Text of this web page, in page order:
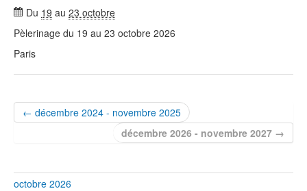
Du 19 au 23 octobre
Pèlerinage du 19 au 23 octobre 2026
Paris
← décembre 2024 - novembre 2025
décembre 2026 - novembre 2027 →
octobre 2026